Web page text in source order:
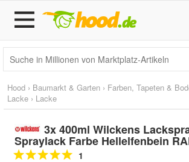
Hood › Baumarkt & Garten › Farben, Tapeten &
Lacke › Lacke
3x 400ml Wilckens
Spraylack Farbe Hellelfenbein
1